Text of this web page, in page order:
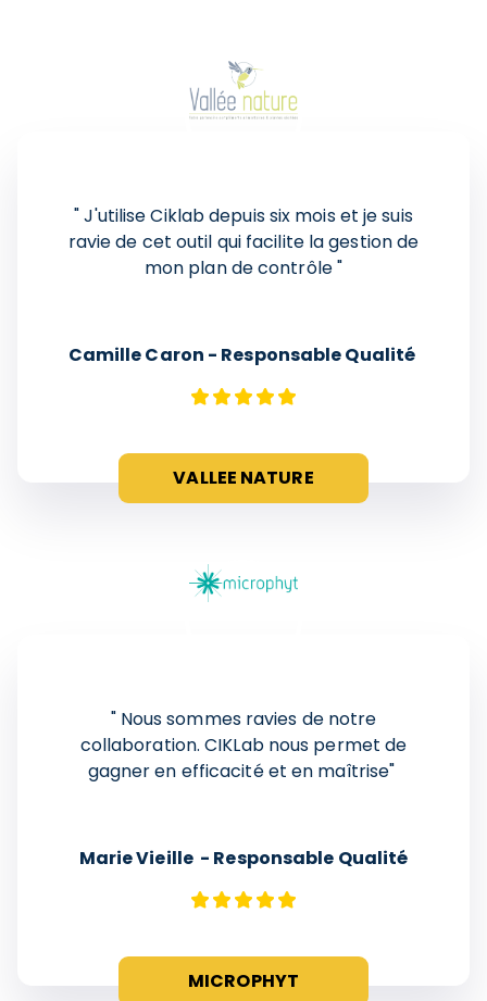
" J'utilise Ciklab depuis six mois et je suis
ravie de cet outil qui facilite la gestion de
mon plan de contrôle "
Camille Caron - Responsable Qualité
VALLEE NATURE
" Nous sommes ravies de notre
collaboration. CIKLab nous permet de
gagner en efficacité et en maîtrise"
Marie Vieille - Responsable Qualité
MICROPHYT